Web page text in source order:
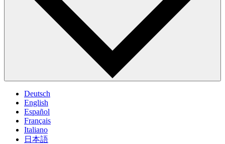
Deutsch
English
Español
Français
Italiano
日本語